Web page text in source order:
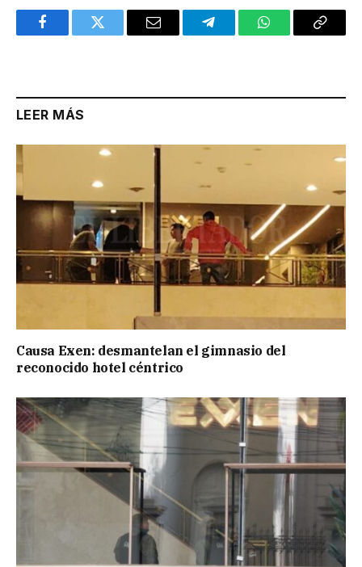
FacebookTwitter Email TelegramWhatsAppCopy
LEER MÁS
Causa Exen: desmantelan el gimnasio del
reconocido hotel céntrico